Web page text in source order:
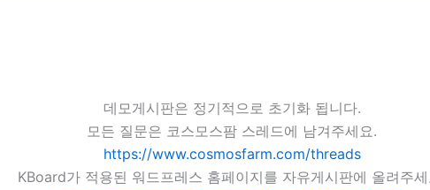
데모게시판은 정기적으로 초기화 됩니다.
모든 질문은 코스모스팜 스레드에 남겨주세요.
https://www.cosmosfarm.com/threads
KBoard가 적용된 워드프레스 홈페이지를 자유게시판에 올려주